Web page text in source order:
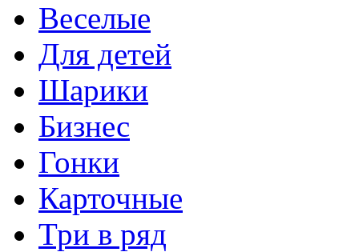
Веселые
Для детей
Шарики
Бизнес
Гонки
Карточные
Три в ряд